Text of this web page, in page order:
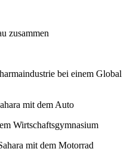
zusammen
bei einem Global
mit dem Auto
Wirtschaftsgymnasium
mit dem Motorrad